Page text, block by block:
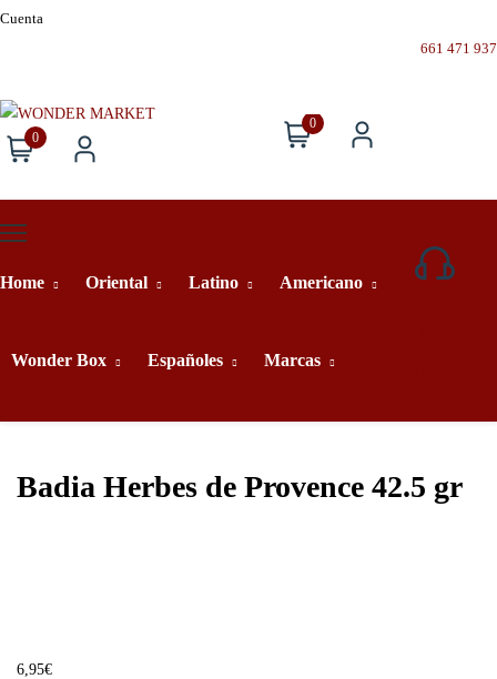
Cuenta
661 471 937
0
0
Home Oriental Latino Americano
Wonder Box Españoles Marcas
Badia Herbes de Provence 42.5 gr
6,95€